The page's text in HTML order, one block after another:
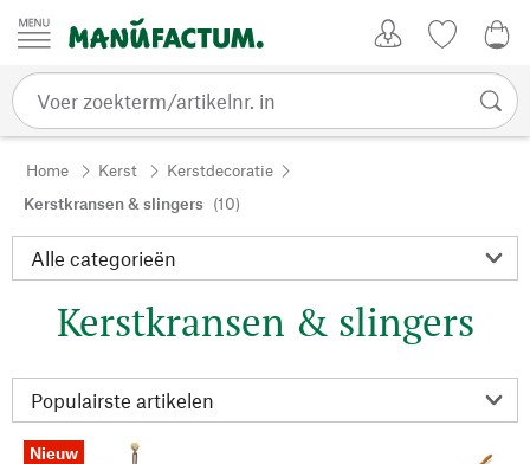
Passer au contenu
Home Kerst
Kerstdecoratie
Kerstkransen & slingers (10)
Kerstkransen & slingers
Nieuw